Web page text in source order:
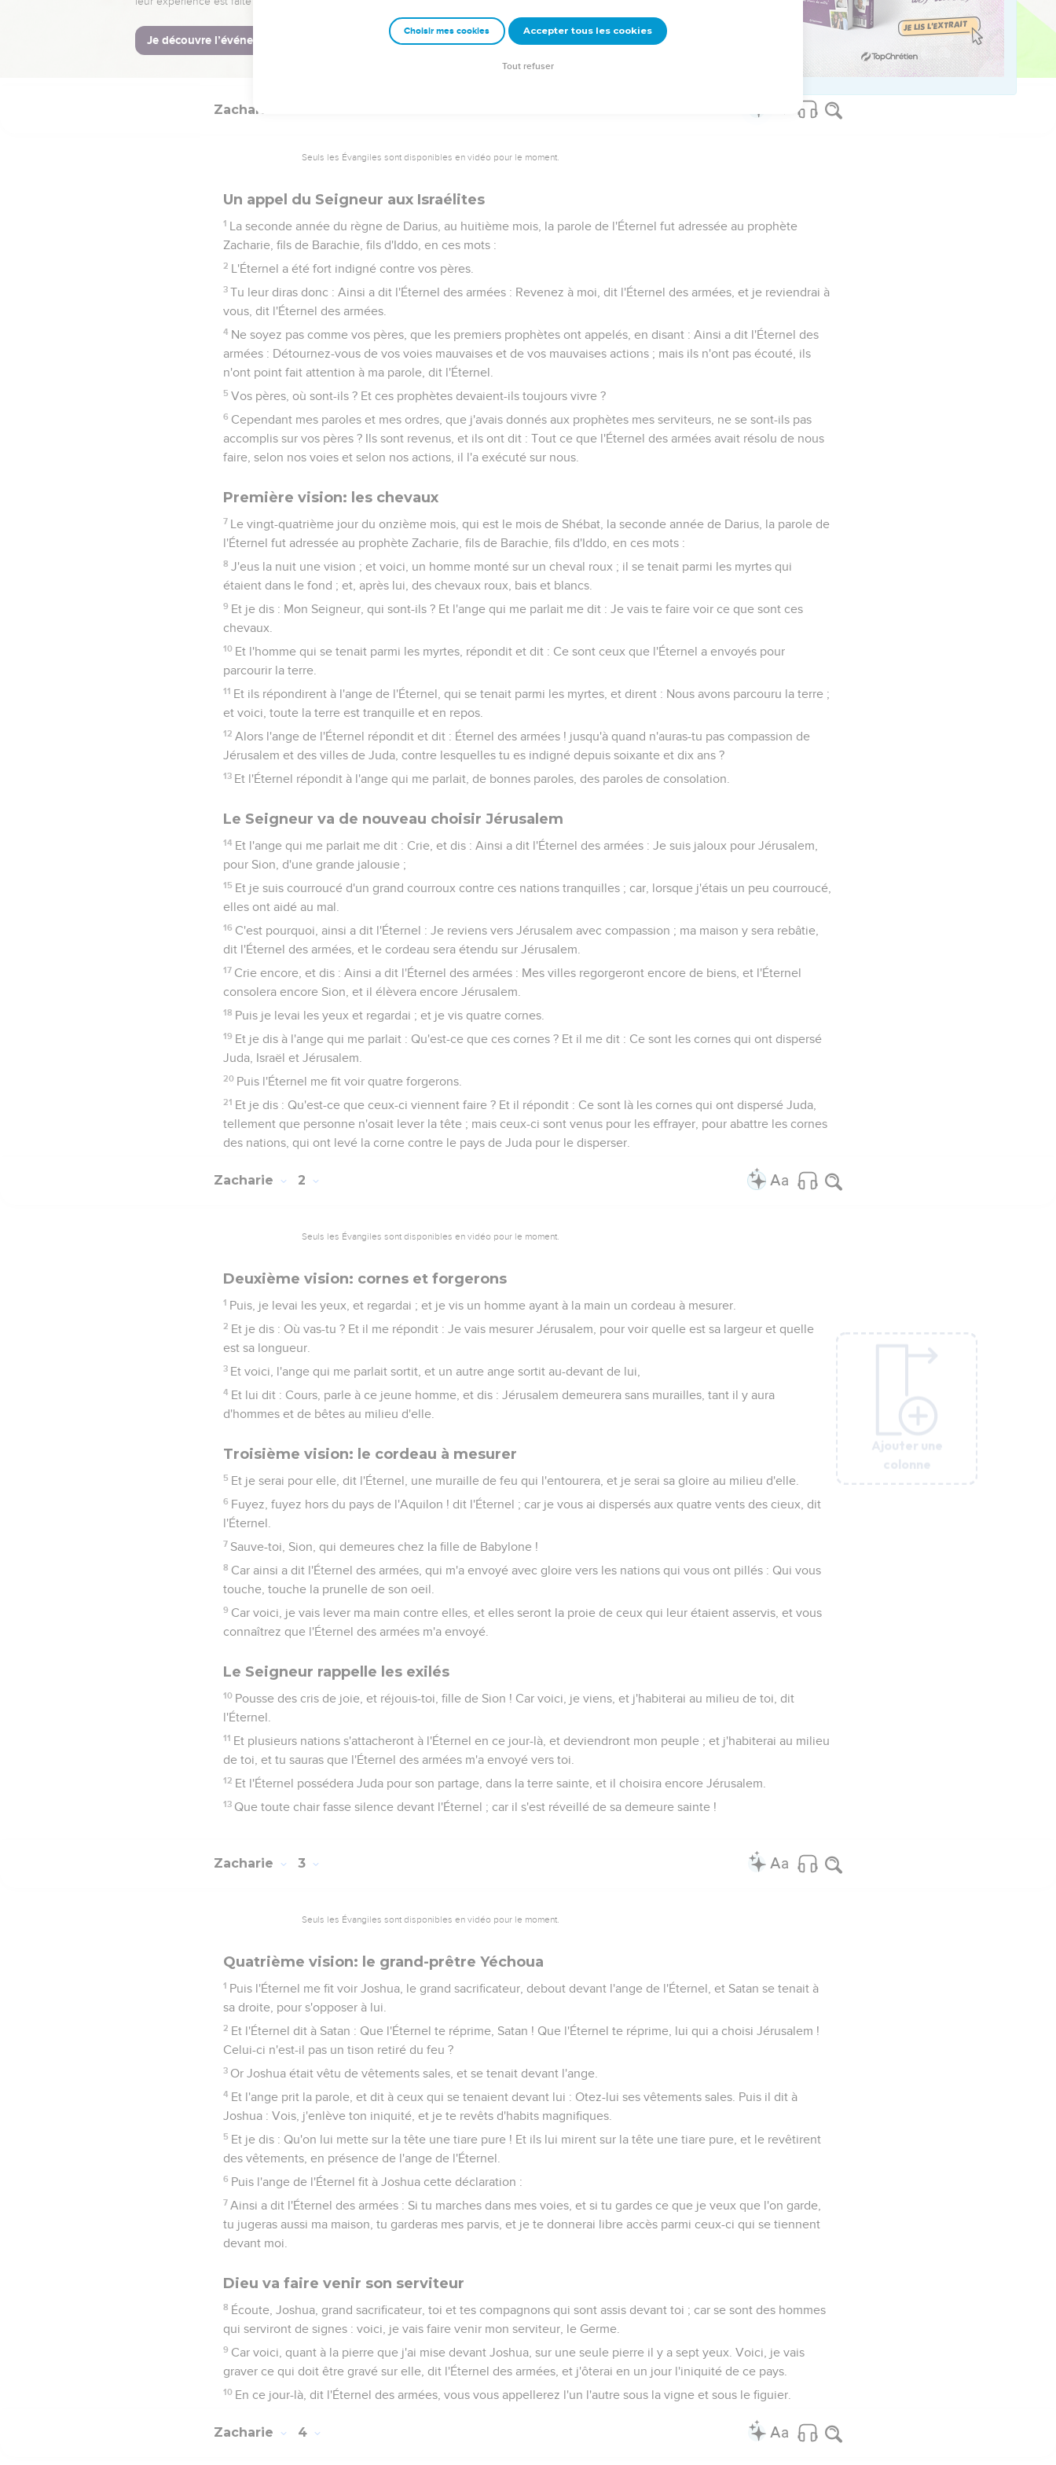
La Bible Du Semeur Copyright © 1992, 1999 by Biblica, Inc.® Used by permission. All rights reserved worldwide.
Zacharie
Seuls les Évangiles sont disponibles en vidéo pour le moment.
Un appel du Seigneur aux Israélites
1 La seconde année du règne de Darius, au huitième mois, la parole de l'Éternel fut adressée au prophète
Zacharie, fils de Barachie, fils d'Iddo, en ces mots :
2 L'Éternel a été fort indigné contre vos pères.
3 Tu leur diras donc : Ainsi a dit l'Éternel des armées : Revenez à moi, dit l'Éternel des armées, et je reviendrai à
vous, dit l'Éternel des armées.
4 Ne soyez pas comme vos pères, que les premiers prophètes ont appelés, en disant : Ainsi a dit l'Éternel des
armées : Détournez-vous de vos voies mauvaises et de vos mauvaises actions ; mais ils n'ont pas écouté, ils
n'ont point fait attention à ma parole, dit l'Éternel.
5 Vos pères, où sont-ils ? Et ces prophètes devaient-ils toujours vivre ?
6 Cependant mes paroles et mes ordres, que j'avais donnés aux prophètes mes serviteurs, ne se sont-ils pas
accomplis sur vos pères ? Ils sont revenus, et ils ont dit : Tout ce que l'Éternel des armées avait résolu de nous
faire, selon nos voies et selon nos actions, il l'a exécuté sur nous.
Première vision: les chevaux
7 Le vingt-quatrième jour du onzième mois, qui est le mois de Shébat, la seconde année de Darius, la parole de
l'Éternel fut adressée au prophète Zacharie, fils de Barachie, fils d'Iddo, en ces mots :
8 J'eus la nuit une vision ; et voici, un homme monté sur un cheval roux ; il se tenait parmi les myrtes qui
étaient dans le fond ; et, après lui, des chevaux roux, bais et blancs.
9 Et je dis : Mon Seigneur, qui sont-ils ? Et l'ange qui me parlait me dit : Je vais te faire voir ce que sont ces
chevaux.
10 Et l'homme qui se tenait parmi les myrtes, répondit et dit : Ce sont ceux que l'Éternel a envoyés pour
parcourir la terre.
11 Et ils répondirent à l'ange de l'Éternel, qui se tenait parmi les myrtes, et dirent : Nous avons parcouru la terre ;
et voici, toute la terre est tranquille et en repos.
12 Alors l'ange de l'Éternel répondit et dit : Éternel des armées ! jusqu'à quand n'auras-tu pas compassion de
Jérusalem et des villes de Juda, contre lesquelles tu es indigné depuis soixante et dix ans ?
13 Et l'Éternel répondit à l'ange qui me parlait, de bonnes paroles, des paroles de consolation.
Le Seigneur va de nouveau choisir Jérusalem
14 Et l'ange qui me parlait me dit : Crie, et dis : Ainsi a dit l'Éternel des armées : Je suis jaloux pour Jérusalem,
pour Sion, d'une grande jalousie ;
15 Et je suis courroucé d'un grand courroux contre ces nations tranquilles ; car, lorsque j'étais un peu courroucé,
elles ont aidé au mal.
16 C'est pourquoi, ainsi a dit l'Éternel : Je reviens vers Jérusalem avec compassion ; ma maison y sera rebâtie,
dit l'Éternel des armées, et le cordeau sera étendu sur Jérusalem.
17 Crie encore, et dis : Ainsi a dit l'Éternel des armées : Mes villes regorgeront encore de biens, et l'Éternel
consolera encore Sion, et il élèvera encore Jérusalem.
18 Puis je levai les yeux et regardai ; et je vis quatre cornes.
19 Et je dis à l'ange qui me parlait : Qu'est-ce que ces cornes ? Et il me dit : Ce sont les cornes qui ont dispersé
Juda, Israël et Jérusalem.
20 Puis l'Éternel me fit voir quatre forgerons.
21 Et je dis : Qu'est-ce que ceux-ci viennent faire ? Et il répondit : Ce sont là les cornes qui ont dispersé Juda,
tellement que personne n'osait lever la tête ; mais ceux-ci sont venus pour les effrayer, pour abattre les cornes
des nations, qui ont levé la corne contre le pays de Juda pour le disperser.
Ajouter une
colonne
Zacharie 2
Seuls les Évangiles sont disponibles en vidéo pour le moment.
Deuxième vision: cornes et forgerons
1 Puis, je levai les yeux, et regardai ; et je vis un homme ayant à la main un cordeau à mesurer.
2 Et je dis : Où vas-tu ? Et il me répondit : Je vais mesurer Jérusalem, pour voir quelle est sa largeur et quelle
est sa longueur.
3 Et voici, l'ange qui me parlait sortit, et un autre ange sortit au-devant de lui,
4 Et lui dit : Cours, parle à ce jeune homme, et dis : Jérusalem demeurera sans murailles, tant il y aura
d'hommes et de bêtes au milieu d'elle.
Troisième vision: le cordeau à mesurer
5 Et je serai pour elle, dit l'Éternel, une muraille de feu qui l'entourera, et je serai sa gloire au milieu d'elle.
6 Fuyez, fuyez hors du pays de l'Aquilon ! dit l'Éternel ; car je vous ai dispersés aux quatre vents des cieux, dit
l'Éternel.
7 Sauve-toi, Sion, qui demeures chez la fille de Babylone !
8 Car ainsi a dit l'Éternel des armées, qui m'a envoyé avec gloire vers les nations qui vous ont pillés : Qui vous
touche, touche la prunelle de son oeil.
9 Car voici, je vais lever ma main contre elles, et elles seront la proie de ceux qui leur étaient asservis, et vous
connaîtrez que l'Éternel des armées m'a envoyé.
Le Seigneur rappelle les exilés
10 Pousse des cris de joie, et réjouis-toi, fille de Sion ! Car voici, je viens, et j'habiterai au milieu de toi, dit
l'Éternel.
11 Et plusieurs nations s'attacheront à l'Éternel en ce jour-là, et deviendront mon peuple ; et j'habiterai au milieu
de toi, et tu sauras que l'Éternel des armées m'a envoyé vers toi.
12 Et l'Éternel possédera Juda pour son partage, dans la terre sainte, et il choisira encore Jérusalem.
13 Que toute chair fasse silence devant l'Éternel ; car il s'est réveillé de sa demeure sainte !
Ajouter une
colonne
Zacharie 3
Seuls les Évangiles sont disponibles en vidéo pour le moment.
Quatrième vision: le grand-prêtre Yéchoua
1 Puis l'Éternel me fit voir Joshua, le grand sacrificateur, debout devant l'ange de l'Éternel, et Satan se tenait à
sa droite, pour s'opposer à lui.
2 Et l'Éternel dit à Satan : Que l'Éternel te réprime, Satan ! Que l'Éternel te réprime, lui qui a choisi Jérusalem !
Celui-ci n'est-il pas un tison retiré du feu ?
3 Or Joshua était vêtu de vêtements sales, et se tenait devant l'ange.
4 Et l'ange prit la parole, et dit à ceux qui se tenaient devant lui : Otez-lui ses vêtements sales. Puis il dit à
Joshua : Vois, j'enlève ton iniquité, et je te revêts d'habits magnifiques.
5 Et je dis : Qu'on lui mette sur la tête une tiare pure ! Et ils lui mirent sur la tête une tiare pure, et le revêtirent
des vêtements, en présence de l'ange de l'Éternel.
6 Puis l'ange de l'Éternel fit à Joshua cette déclaration :
7 Ainsi a dit l'Éternel des armées : Si tu marches dans mes voies, et si tu gardes ce que je veux que l'on garde,
tu jugeras aussi ma maison, tu garderas mes parvis, et je te donnerai libre accès parmi ceux-ci qui se tiennent
devant moi.
Dieu va faire venir son serviteur
8 Écoute, Joshua, grand sacrificateur, toi et tes compagnons qui sont assis devant toi ; car se sont des hommes
qui serviront de signes : voici, je vais faire venir mon serviteur, le Germe.
9 Car voici, quant à la pierre que j'ai mise devant Joshua, sur une seule pierre il y a sept yeux. Voici, je vais
graver ce qui doit être gravé sur elle, dit l'Éternel des armées, et j'ôterai en un jour l'iniquité de ce pays.
10 En ce jour-là, dit l'Éternel des armées, vous vous appellerez l'un l'autre sous la vigne et sous le figuier.
Ajouter une
colonne
Zacharie 4
Ajouter une
colonne
Ajouter une
colonne
Ajouter une
colonne
Ajouter une
colonne
Ajouter une
colonne
Choisir mes cookies Accepter tous les cookies
Tout refuser